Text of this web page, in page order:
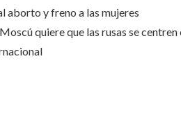
aborto y freno a las mujeres
quiere que las rusas se centren